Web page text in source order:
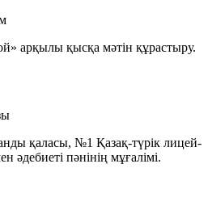
арқылы қысқа мәтін құрастыру.
қаласы, №1 Қазақ-түрік лицей-
әдебиеті пәнінің мұғалімі.